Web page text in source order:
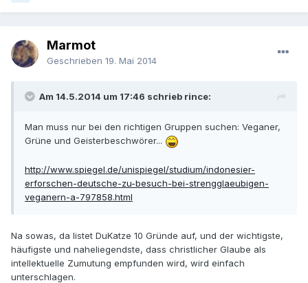
Marmot
Geschrieben 19. Mai 2014
Am 14.5.2014 um 17:46 schrieb rince:
Man muss nur bei den richtigen Gruppen suchen: Veganer,
Grüne und Geisterbeschwörer...
http://www.spiegel.de/unispiegel/studium/indonesier-
erforschen-deutsche-zu-besuch-bei-strengglaeubigen-
veganern-a-797858.html
Na sowas, da listet DuKatze 10 Gründe auf, und der wichtigste,
häufigste und naheliegendste, dass christlicher Glaube als
intellektuelle Zumutung empfunden wird, wird einfach
unterschlagen.